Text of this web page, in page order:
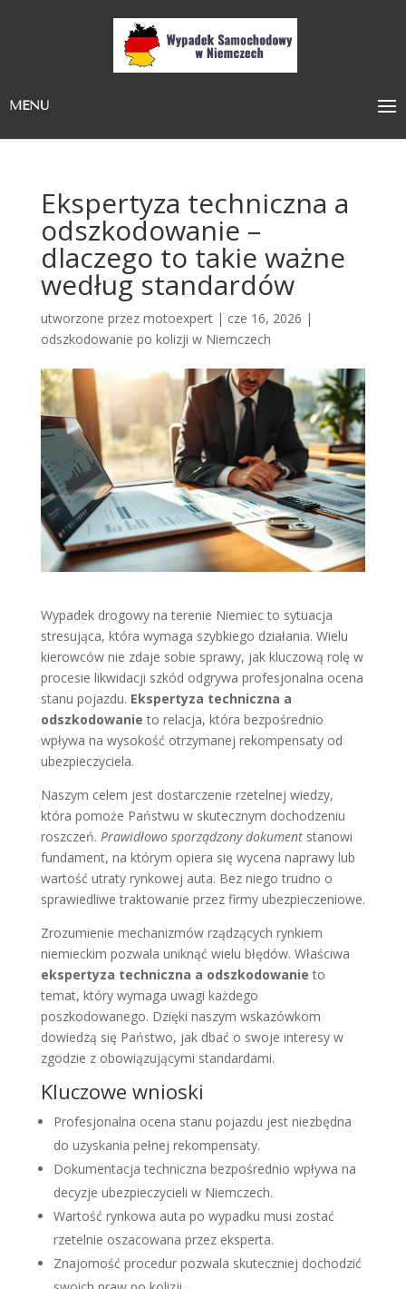
MENU
Ekspertyza techniczna a
odszkodowanie –
dlaczego to takie ważne
według standardów
utworzone przez motoexpert| cze 16, 2026 |
odszkodowanie po kolizji w Niemczech
Wypadek drogowy na terenie Niemiec to sytuacja
stresująca, która wymaga szybkiego działania. Wielu
kierowców nie zdaje sobie sprawy, jak kluczową rolę w
procesie likwidacji szkód odgrywa profesjonalna ocena
stanu pojazdu. Ekspertyza techniczna a
odszkodowanie to relacja, która bezpośrednio
wpływa na wysokość otrzymanej rekompensaty od
ubezpieczyciela.
Naszym celem jest dostarczenie rzetelnej wiedzy,
która pomoże Państwu w skutecznym dochodzeniu
roszczeń. Prawidłowo sporządzony dokumentstanowi
fundament, na którym opiera się wycena naprawy lub
wartość utraty rynkowej auta. Bez niego trudno o
sprawiedliwe traktowanie przez firmy ubezpieczeniowe.
Zrozumienie mechanizmów rządzących rynkiem
niemieckim pozwala uniknąć wielu błędów. Właściwa
ekspertyza techniczna a odszkodowanie to
temat, który wymaga uwagi każdego
poszkodowanego. Dzięki naszym wskazówkom
dowiedzą się Państwo, jak dbać o swoje interesy w
zgodzie z obowiązującymi standardami.
Kluczowe wnioski
Profesjonalna ocena stanu pojazdu jest niezbędna
do uzyskania pełnej rekompensaty.
Dokumentacja techniczna bezpośrednio wpływa na
decyzje ubezpieczycieli w Niemczech.
Wartość rynkowa auta po wypadku musi zostać
rzetelnie oszacowana przez eksperta.
Znajomość procedur pozwala skuteczniej dochodzić